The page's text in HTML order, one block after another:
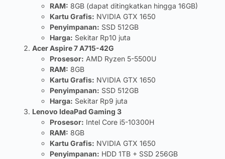
RAM: 8GB (dapat ditingkatkan hingga 16GB)
Kartu Grafis: NVIDIA GTX 1650
Penyimpanan: SSD 512GB
Harga: Sekitar Rp10 juta
Acer Aspire 7 A715-42G
Prosesor: AMD Ryzen 5-5500U
RAM: 8GB
Kartu Grafis: NVIDIA GTX 1650
Penyimpanan: SSD 512GB
Harga: Sekitar Rp9 juta
Lenovo IdeaPad Gaming 3
Prosesor: Intel Core i5-10300H
RAM: 8GB
Kartu Grafis: NVIDIA GTX 1650
Penyimpanan: HDD 1TB + SSD 256GB